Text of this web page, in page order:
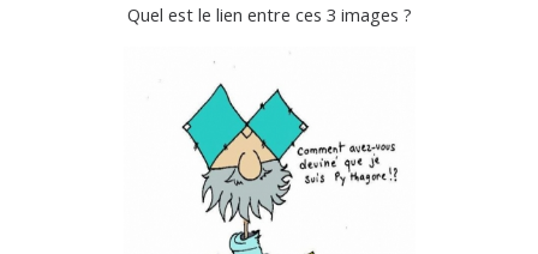
Quel est le lien entre ces 3 images ?